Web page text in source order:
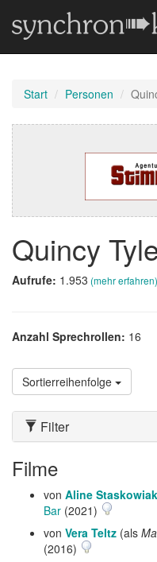
Start Personen
Quincy
Aufrufe: 1.953 (mehr erfahren)
Anzahl Sprechrollen: 16
Sortierreihenfolge
Filter
Filme
von Aline Staskowiak
Bar (2021)
von Vera Teltz (als
(2016)